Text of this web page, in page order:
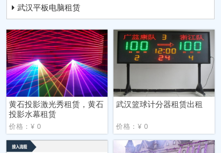
武汉平板电脑租赁
黄石投影激光秀租赁，黄石
投影水幕租赁
价格：¥ 0
武汉篮球计分器租赁出租
价格：¥ 0